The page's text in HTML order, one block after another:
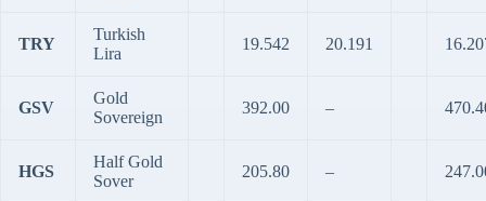
TRY
Turkish
Lira
19.542 20.191
GSV
Gold
Sovereign
392.00 –
HGS
Half Gold
Sover
205.80 –